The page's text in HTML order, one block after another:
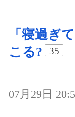
「寝過ぎ
こる?
35
07月29日